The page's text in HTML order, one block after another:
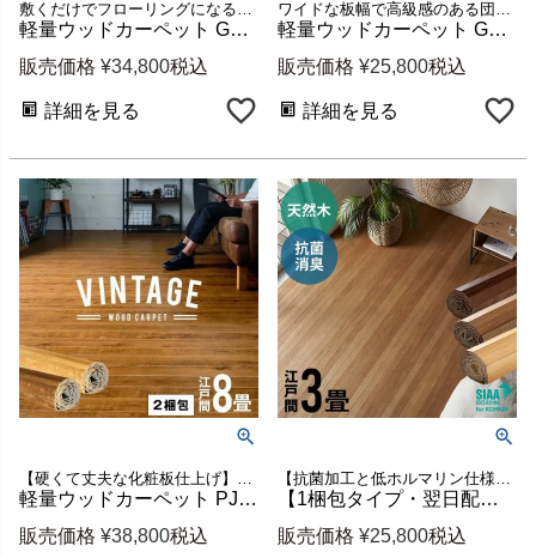
敷くだけでフローリングになる江戸間6畳用ウッドカーペット
軽量ウッドカーペット GA-60 江戸間6畳用 約260×350cm 2梱包 [cpt-ga-60-e60-2pcs]
販売価格 ¥34,800税込
詳細を見る
ワイドな板幅で高級感のある団地間6畳用ウッドカーペット
軽量ウッドカーペット GA-70-D60 団地間6畳用 約243×343cm 1梱包 [cpt-ga70-d60]
販売価格 ¥25,800税込
詳細を見る
【硬くて丈夫な化粧板仕上げ】江戸間8畳用ウッドカーペット
軽量ウッドカーペット PJ-45 江戸間8畳用 約350×350cm 2梱包 [cpt-pj-45-e80]
販売価格 ¥38,800税込
【抗菌加工と低ホルマリン仕様でお子様にも安心】江戸間3畳用フローリングカーペット 新生活
【1梱包タイプ・翌日配達対応品】抗菌加工ウッドカーペットTU-90シリーズ江戸間3畳用約175×260cm
販売価格 ¥25,800税込